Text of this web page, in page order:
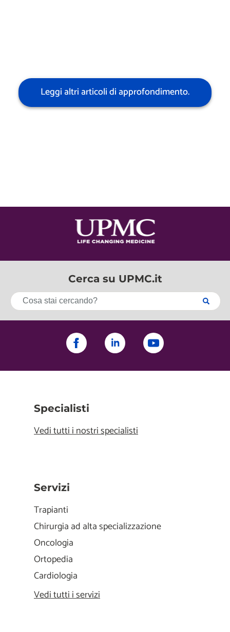
Leggi altri articoli di approfondimento.
Cerca su UPMC.it
Specialisti
Vedi tutti i nostri specialisti
Servizi
Trapianti
Chirurgia ad alta specializzazione
Oncologia
Ortopedia
Cardiologia
Vedi tutti i servizi